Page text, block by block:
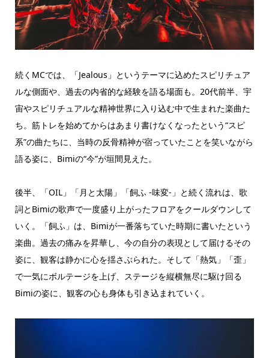
続くMCでは、「Jealous」というテーマに込めたスピリチュア
ルな側面や、過去の内省的な経験を語る場面も。20代前半、宇
宙やスピリチュアルな精神世界に入り込む中で生まれた楽曲た
ち。筋トレを始めてからはあまり書けなくなったという“スピ
系”の曲たちに、当時の反骨精神が宿っていたことを笑いながら
語る姿に、Bimiの“今”が垣間見えた。
後半、「OIL」「月と太陽」「飼ふ -味変-」と続く流れは、歌
詞とBimiの歌声で一度盛り上がったフロアをクールダウンして
いく。「飼ふ」は、Bimiが一番落ちていた時期に書いたという
楽曲。過去の痛みを昇華し、今の自分の表現として届けるその
姿に、観客は静かに心を揺さぶられた。そして「熱気」「歪」
で一気にボルテージを上げ、ステージを縦横無尽に駆け回る
Bimiの姿に、観客の心も身体も引き込まれていく。